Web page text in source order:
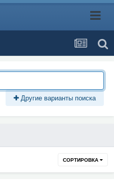
Другие варианты поиска
СОРТИРОВКА